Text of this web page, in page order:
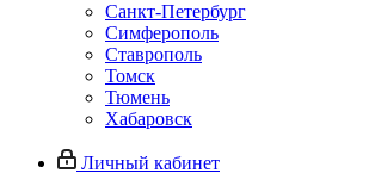
Санкт-Петербург
Симферополь
Ставрополь
Томск
Тюмень
Хабаровск
Личный кабинет